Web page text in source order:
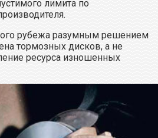
лимита по
рубежа разумным решением
тормозных дисков, а не
ресурса изношенных